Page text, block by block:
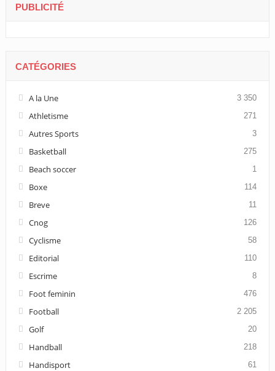
PUBLICITÉ
CATÉGORIES
A la Une 3 350
Athletisme 271
Autres Sports 3
Basketball 275
Beach soccer 1
Boxe 114
Breve 11
Cnog 126
Cyclisme 58
Editorial 110
Escrime 8
Foot feminin 476
Football 2 205
Golf 20
Handball 218
Handisport 61